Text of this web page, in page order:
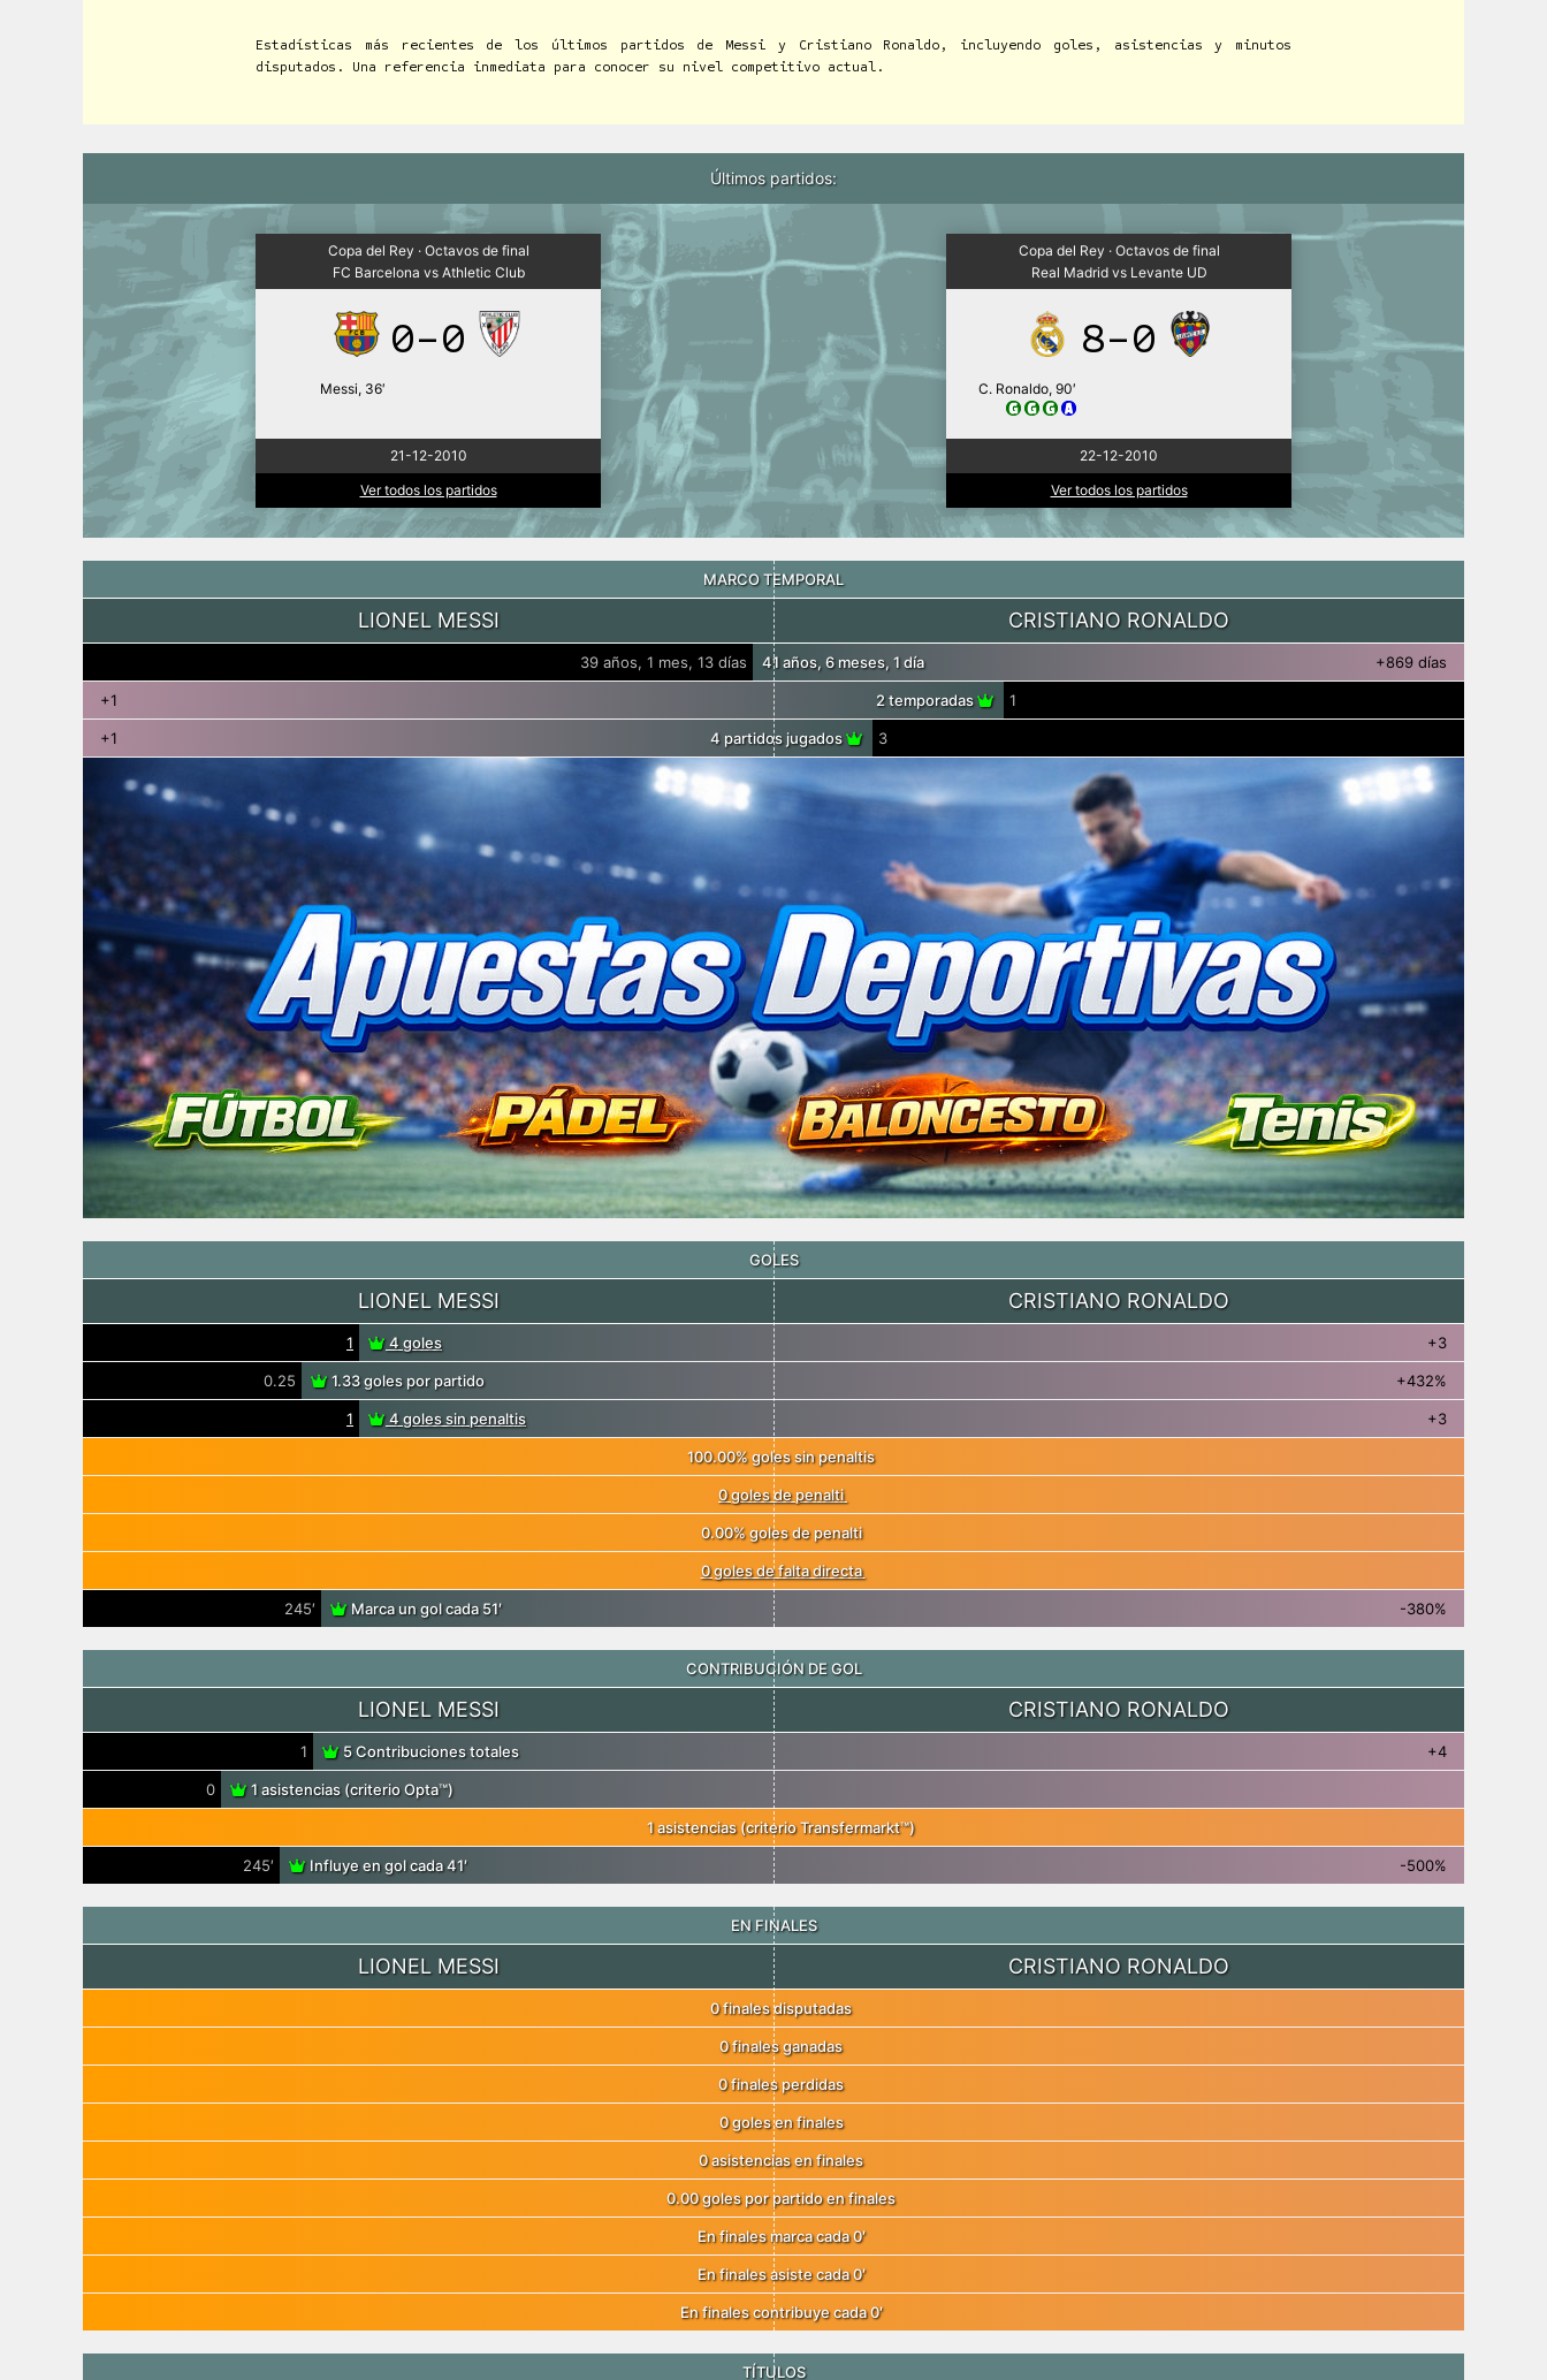
Estadísticas más recientes de los últimos partidos de Messi y Cristiano Ronaldo, incluyendo goles, asistencias y minutos
disputados. Una referencia inmediata para conocer su nivel competitivo actual.
Últimos partidos:
Copa del Rey · Octavos de final
FC Barcelona vs Athletic Club
0-0
Messi, 36′
21-12-2010
Ver todos los partidos
Copa del Rey · Octavos de final
Real Madrid vs Levante UD
8-0
C. Ronaldo, 90′
22-12-2010
Ver todos los partidos
MARCO TEMPORAL
LIONEL MESSI CRISTIANO RONALDO
39 años, 1 mes, 13 días 41 años, 6 meses, 1 día +869 días
2 temporadas
+1 1
4 partidos jugados
+1 3
GOLES
LIONEL MESSI CRISTIANO RONALDO
1 4 goles +3
0.25 1.33 goles por partido +432%
1 4 goles sin penaltis +3
100.00% goles sin penaltis
0 goles de penalti
0.00% goles de penalti
0 goles de falta directa
245′ Marca un gol cada 51′ -380%
CONTRIBUCIÓN DE GOL
LIONEL MESSI CRISTIANO RONALDO
1 5 Contribuciones totales +4
0 1 asistencias (criterio Opta™)
1 asistencias (criterio Transfermarkt™)
245′ Influye en gol cada 41′ -500%
EN FINALES
LIONEL MESSI CRISTIANO RONALDO
0 finales disputadas
0 finales ganadas
0 finales perdidas
0 goles en finales
0 asistencias en finales
0.00 goles por partido en finales
En finales marca cada 0′
En finales asiste cada 0′
En finales contribuye cada 0′
TÍTULOS